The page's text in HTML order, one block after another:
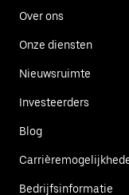
Over ons
Onze diensten
Nieuwsruimte
Investeerders
Blog
Bedrijfsinformatie